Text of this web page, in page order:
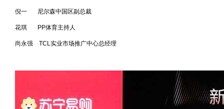
倪一 尼尔森中国区副总裁
花琪 PP体育主持人
尚永强 TCL实业市场推广中心总经理